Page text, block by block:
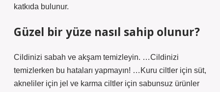
katkıda bulunur.
Güzel bir yüze nasıl sahip olunur?
Cildinizi sabah ve akşam temizleyin. …Cildinizi
temizlerken bu hataları yapmayın! …Kuru ciltler için süt,
akneliler için jel ve karma ciltler için sabunsuz ürünler